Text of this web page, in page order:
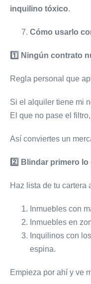
inquilino tóxico.
Cómo usarlo
1️ ⃣ Ningún contrato
Regla personal que
Si el alquiler tiene mi
El que no pase el
Así conviertes un
2️ ⃣ Blindar primero
Haz lista de tu cartera
Inmuebles con
Inmuebles en
Inquilinos con
espina.
Empieza por ahí y ve